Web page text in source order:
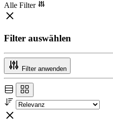
Alle Filter
Filter auswählen
Filter anwenden